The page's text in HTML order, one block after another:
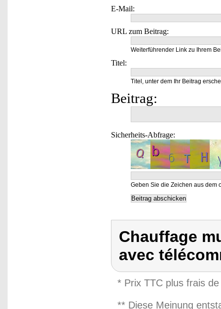
E-Mail:
URL zum Beitrag:
Weiterführender Link zu Ihrem
Titel:
Titel, unter dem Ihr Beitrag
Beitrag:
Sicherheits-Abfrage:
Geben Sie die Zeichen aus dem
Chauffage
avec
* Prix TTC plus frais
** Diese Meinung